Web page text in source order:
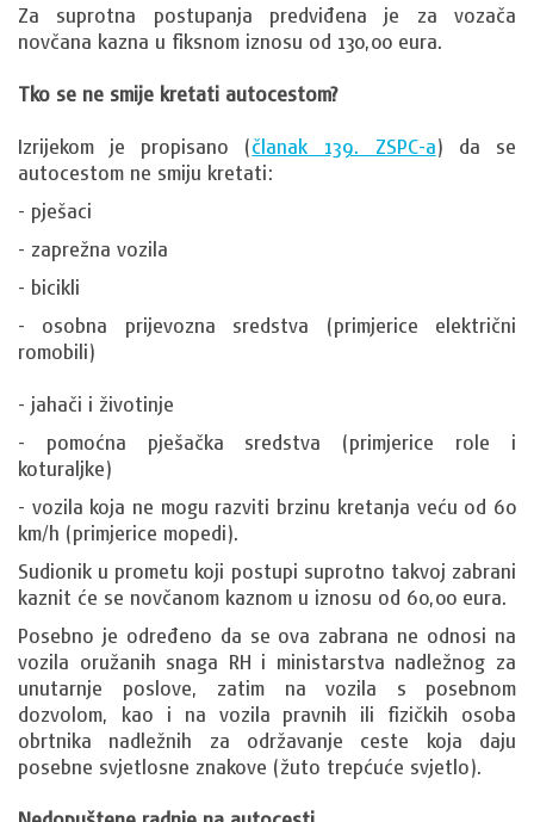
Za suprotna postupanja predviđena je za vozača
novčana kazna u fiksnom iznosu od 130,00 eura.
Tko se ne smije kretati autocestom?
Izrijekom je propisano (članak 139. ZSPC-a) da se
autocestom ne smiju kretati:
- pješaci
- zaprežna vozila
- bicikli
- osobna prijevozna sredstva (primjerice električni
romobili)
- jahači i životinje
- pomoćna pješačka sredstva (primjerice role i
koturaljke)
- vozila koja ne mogu razviti brzinu kretanja veću od 60
km/h (primjerice mopedi).
Sudionik u prometu koji postupi suprotno takvoj zabrani
kaznit će se novčanom kaznom u iznosu od 60,00 eura.
Posebno je određeno da se ova zabrana ne odnosi na
vozila oružanih snaga RH i ministarstva nadležnog za
unutarnje poslove, zatim na vozila s posebnom
dozvolom, kao i na vozila pravnih ili fizičkih osoba
obrtnika nadležnih za održavanje ceste koja daju
posebne svjetlosne znakove (žuto trepćuće svjetlo).